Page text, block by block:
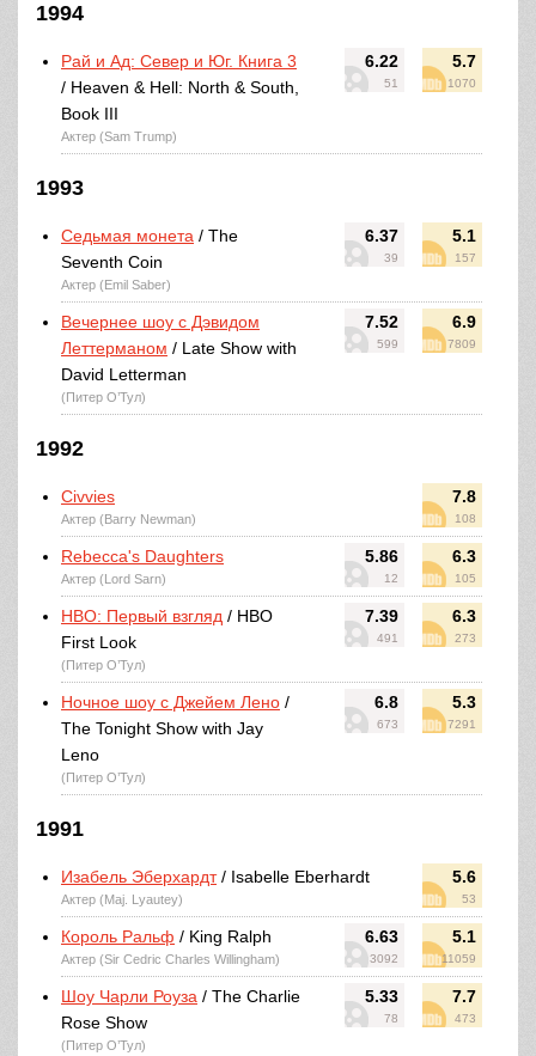
1994
6.22
51
5.7
1070
Рай и Ад: Север и Юг. Книга 3
/ Heaven & Hell: North & South,
Book III
Актер (Sam Trump)
1993
6.37
39
5.1
157
Седьмая монета / The
Seventh Coin
Актер (Emil Saber)
7.52
599
6.9
7809
Вечернее шоу с Дэвидом
Леттерманом / Late Show with
David Letterman
(Питер О’Тул)
1992
7.8
108
Civvies
Актер (Barry Newman)
5.86
12
6.3
105
Rebecca's Daughters
Актер (Lord Sarn)
7.39
491
6.3
273
HBO: Первый взгляд / HBO
First Look
(Питер О’Тул)
6.8
673
5.3
7291
Ночное шоу с Джейем Лено /
The Tonight Show with Jay
Leno
(Питер О’Тул)
1991
5.6
53
Изабель Эберхардт/ Isabelle Eberhardt
Актер (Maj. Lyautey)
6.63
3092
5.1
11059
Король Ральф / King Ralph
Актер (Sir Cedric Charles Willingham)
5.33
78
7.7
473
Шоу Чарли Роуза / The Charlie
Rose Show
(Питер О’Тул)